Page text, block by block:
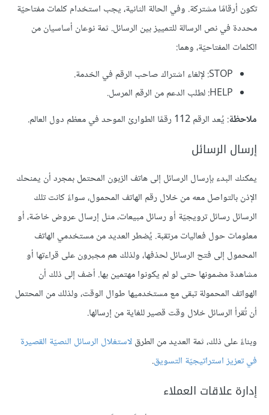
تكون أرقامًا مشتركة. وفي الحالة الثانية، يجب استخدام كلمات مفتاحيّة
محددة في نص الرسالة للتمييز بين الرسائل. ثمة نوعان أساسيان من
الكلمات المفتاحيّة، وهما:
STOP: لإلغاء اشتراك صاحب الرقم في الخدمة.
HELP: لطلب الدعم من الرقم المرسل.
ملاحظة: يُعد الرقم 112 رقمًا الطوارئ الموحد في معظم دول العالم.
إرسال الرسائل
يمكنك البدء بإرسال الرسائل إلى هاتف الزبون المحتمل بمجرد أن يمنحك
الإذن بالتواصل معه من خلال رقم الهاتف المحمول، سواءً كانت تلك
الرسائل رسائل ترويجيّة أو رسائل مبيعات، مثل إرسال عروض خاصّة، أو
معلومات حول فعاليات مرتقبة. يُضطر العديد من مستخدمي الهاتف
المحمول إلى فتح الرسائل لحذفها، ولذلك هم مجبرون على قراءتها أو
مشاهدة مضمونها حتى لو لم يكونوا مهتمين بها. أضف إلى ذلك أن
الهواتف المحمولة تبقى مع مستخدميها طوال الوقت، ولذلك من المحتمل
أن تُقرأ الرسائل خلال وقت قصير للغاية من إرسالها.
وبناءً على ذلك، ثمة العديد من الطرقلاستغلال الرسائل النصيّة القصيرة
في تعزيز استراتيجيّة التسويق.
إدارة علاقات العملاء